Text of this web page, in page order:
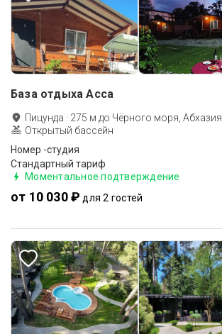
База отдыха Асса
Пицунда · 275 м до Чёрного моря, Абхазия
Открытый бассейн
Номер -студия
Стандартный тариф
Моментальное подтверждение
от 10 030 ₽ для 2 гостей